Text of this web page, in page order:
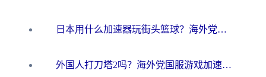
日本用什么加速器玩街头篮球？海外党国服游戏不卡顿的终极攻略
外国人打刀塔2吗？海外党国服游戏加速避坑全攻略